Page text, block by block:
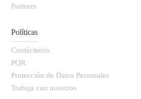
Partners
Políticas
Contáctenos
PQR
Protección de Datos Personales
Trabaja con nosotros